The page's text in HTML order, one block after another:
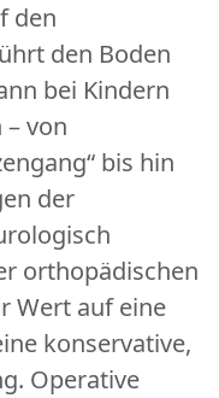
den
den Boden
bei Kindern
von
bis hin
der
orthopädischen
Wert auf eine
konservative,
Operative